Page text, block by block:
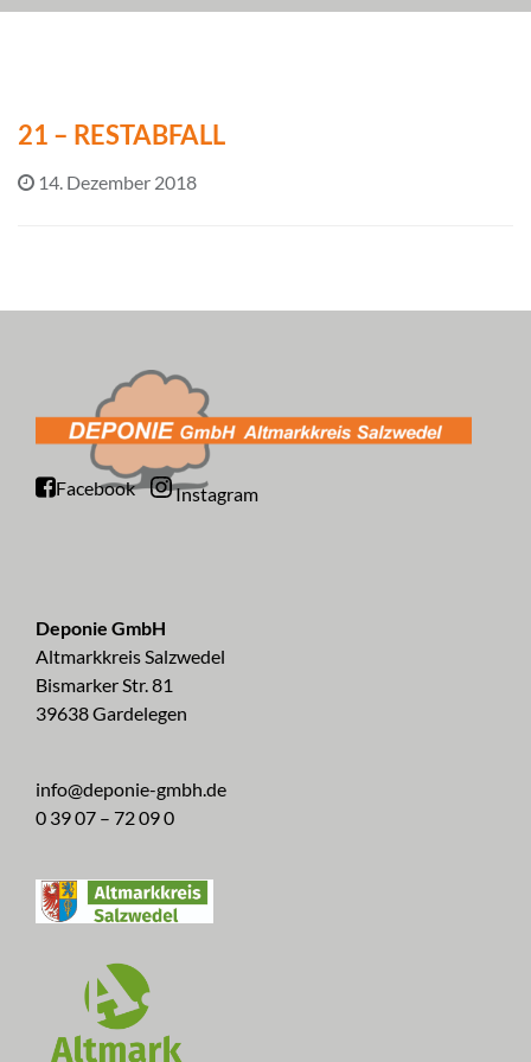
21 – RESTABFALL
14. Dezember 2018
Facebook Instagram
Deponie GmbH
Altmarkkreis Salzwedel
Bismarker Str. 81
39638 Gardelegen
info@deponie-gmbh.de
0 39 07 – 72 09 0